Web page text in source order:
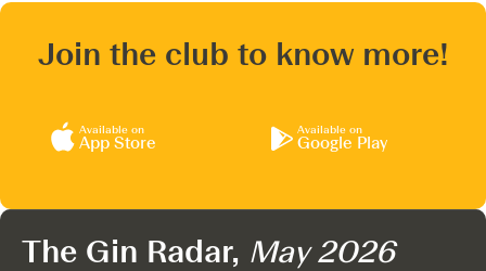
Join the club to know more!
Available on
App Store
Available on
Google Play
The Gin Radar, May 2026